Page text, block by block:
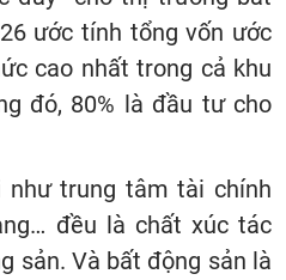
ước tính tổng vốn ước
cao nhất trong cả khu
đó, 80% là đầu tư cho
như trung tâm tài chính
đều là chất xúc tác
sản. Và bất động sản là